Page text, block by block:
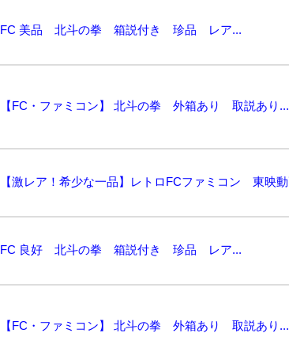
FC 美品 北斗の拳 箱説付き 珍品 レア...
【FC・ファミコン】 北斗の拳 外箱あり 取説あり...
FC 良好 北斗の拳 箱説付き 珍品 レア...
【FC・ファミコン】 北斗の拳 外箱あり 取説あり...